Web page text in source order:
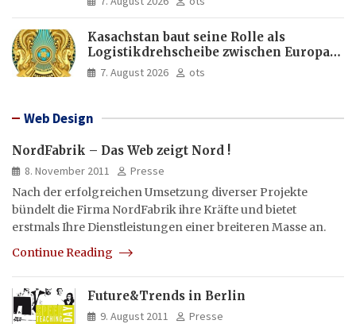
Kasachstan baut seine Rolle als
Logistikdrehscheibe zwischen Europa
und Asien aus
7. August 2026 ots
Web Design
NordFabrik – Das Web zeigt Nord !
8. November 2011
Presse
Nach der erfolgreichen Umsetzung diverser Projekte
bündelt die Firma NordFabrik ihre Kräfte und bietet
erstmals Ihre Dienstleistungen einer breiteren Masse an.
Continue Reading
Future&Trends in Berlin
9. August 2011 Presse